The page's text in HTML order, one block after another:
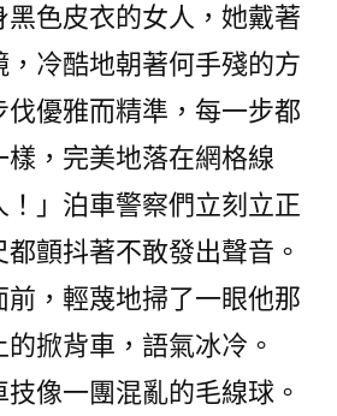
黑色皮衣的女人，她戴著
，冷酷地朝著何手殘的方
伐優雅而精準，每一步都
，完美地落在網格線
！」泊車警察們立刻立正
顫抖著不敢發出聲音。
，輕蔑地掃了一眼他那
掀背車，語氣冰冷。
技像一團混亂的毛線球。